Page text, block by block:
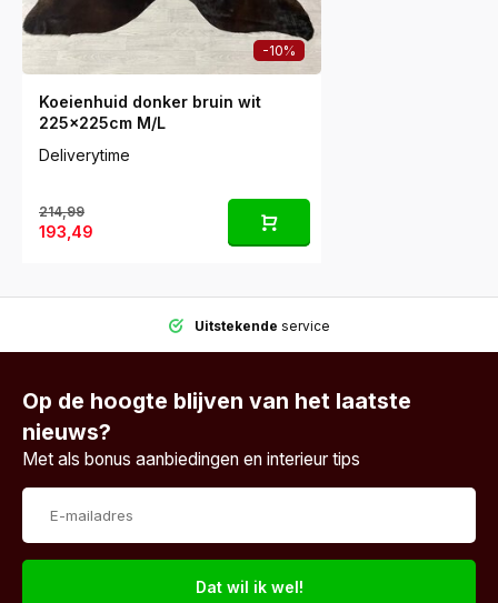
-10%
Koeienhuid donker bruin wit
225x225cm M/L
Deliverytime
214,99
193,49
Uitstekende service
Op de hoogte blijven van het laatste
nieuws?
Met als bonus aanbiedingen en interieur tips
Dat wil ik wel!